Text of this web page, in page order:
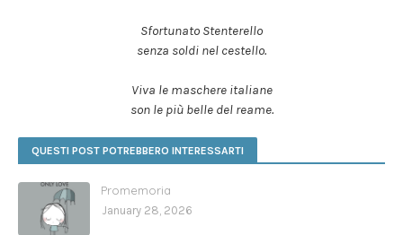
Sfortunato Stenterello
senza soldi nel cestello.
Viva le maschere italiane
son le più belle del reame.
QUESTI POST POTREBBERO INTERESSARTI
Promemoria
January 28, 2026